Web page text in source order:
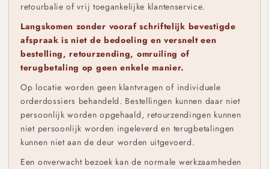
retourbalie of vrij toegankelijke klantenservice.
Langskomen zonder vooraf schriftelijk bevestigde
afspraak is niet de bedoeling en versnelt een
bestelling, retourzending, omruiling of
terugbetaling op geen enkele manier.
Op locatie worden geen klantvragen of individuele
orderdossiers behandeld. Bestellingen kunnen daar niet
persoonlijk worden opgehaald, retourzendingen kunnen
niet persoonlijk worden ingeleverd en terugbetalingen
kunnen niet aan de deur worden uitgevoerd.
Een onverwacht bezoek kan de normale werkzaamheden